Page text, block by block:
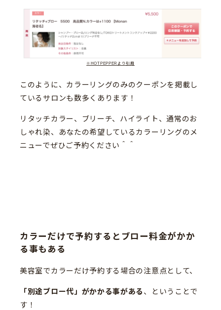
※HOTPEPPERより引用
このように、カラーリングのみのクーポンを掲載し
ているサロンも数多くあります！
リタッチカラー、ブリーチ、ハイライト、通常のお
しゃれ染、あなたの希望しているカラーリングのメ
ニューでぜひご予約ください＾＾
カラーだけで予約するとブロー料金がかか
る事もある
美容室でカラーだけ予約する場合の注意点として、
「別途ブロー代」がかかる事がある 、ということで
す！